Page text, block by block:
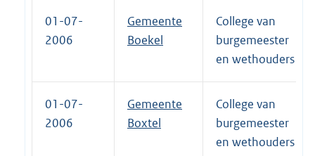
01-07-
2006
Gemeente
Boekel
College van
burgemeester
en wethouders
01-07-
2006
Gemeente
Boxtel
College van
burgemeester
en wethouders